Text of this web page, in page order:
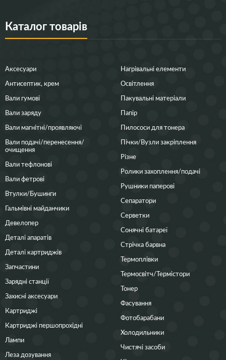
Каталог товарів
Аксесуари
Антисептик, крем
Вали гумові
Вали заряду
Вали магнітні/проявляючі
Вали подачі/перенесення/
очищення
Вали тефлонові
Вали фетрові
Втулки/Бушинги
Гальмівні майданчики
Девелопер
Деталі апаратів
Деталі картриджів
Запчастини
Зарядні станції
Захисні аксесуари
Картриджі
Картриджі першопрохідні
Лампи
Леза дозування
Нагрівальні елементи
Освітлення
Пакувальні матеріали
Папір
Пилососи для тонера
Пічки/Вузли закріплення
Різне
Ролики захоплення/подачі
Рушники паперові
Сепаратори
Серветки
Сонячні батареї
Стрічка барвна
Термоплівки
Термосвітч/Термістори
Тонер
Фасування
Фотобарабани
Холодильники
Чистячі засоби